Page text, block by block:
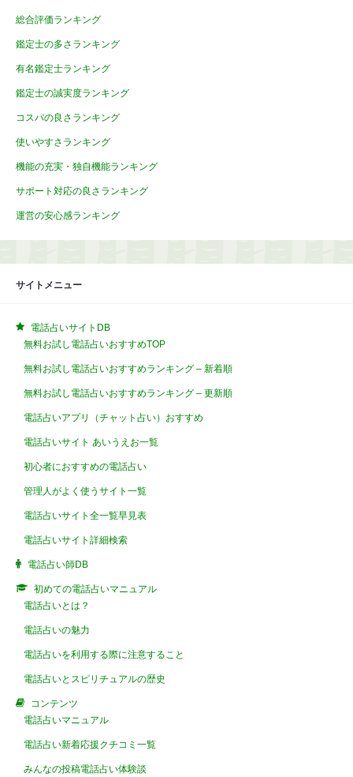
総合評価ランキング
鑑定士の多さランキング
有名鑑定士ランキング
鑑定士の誠実度ランキング
コスパの良さランキング
使いやすさランキング
機能の充実・独自機能ランキング
サポート対応の良さランキング
運営の安心感ランキング
サイトメニュー
電話占いサイトDB
無料お試し電話占いおすすめTOP
無料お試し電話占いおすすめランキング – 新着順
無料お試し電話占いおすすめランキング – 更新順
電話占いアプリ（チャット占い）おすすめ
電話占いサイト あいうえお一覧
初心者におすすめの電話占い
管理人がよく使うサイト一覧
電話占いサイト全一覧早見表
電話占いサイト詳細検索
電話占い師DB
初めての電話占いマニュアル
電話占いとは？
電話占いの魅力
電話占いを利用する際に注意すること
電話占いとスピリチュアルの歴史
コンテンツ
電話占いマニュアル
電話占い新着応援クチコミ一覧
みんなの投稿電話占い体験談